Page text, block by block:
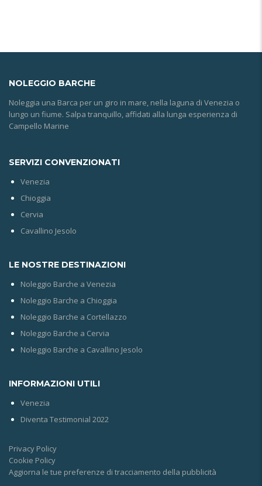
NOLEGGIO BARCHE
Noleggia una Barca per un giro in mare, nella laguna di Venezia o
lungo un fiume. Salpa tranquillo, affidati alla lunga esperienza di
Campello Marine
SERVIZI CONVENZIONATI
Venezia
Chioggia
Cervia
Cavallino Jesolo
LE NOSTRE DESTINAZIONI
Noleggio Barche a Venezia
Noleggio Barche a Chioggia
Noleggio Barche a Cortellazzo
Noleggio Barche a Cervia
Noleggio Barche a Cavallino Jesolo
INFORMAZIONI UTILI
Venezia
Diventa Testimonial 2022
Privacy Policy
Cookie Policy
Aggiorna le tue preferenze di tracciamento della pubblicità